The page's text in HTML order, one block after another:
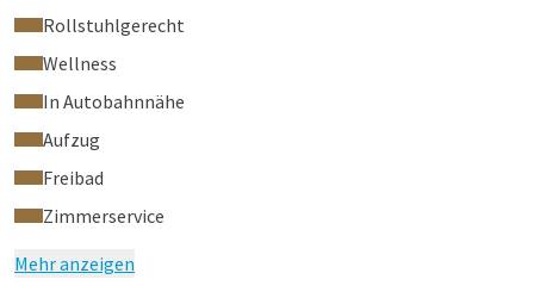
Rollstuhlgerecht
Wellness
In Autobahnnähe
Aufzug
Freibad
Zimmerservice
Mehr anzeigen